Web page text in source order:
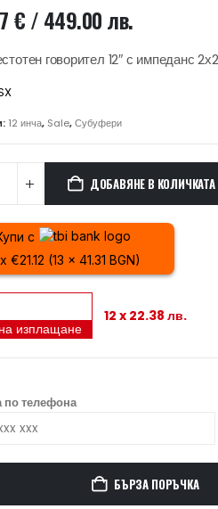
€/ 449.00 лв.
говорител 12″ с импеданс
12 инча, Sale,Субуфери
ДОБАВЯНЕ В КОЛИЧКАТА
с
€21.12 (13 x 41.31 BGN)
изплащане
12 x 22.38 лв.
по телефона
БЪРЗА ПОРЪЧКА